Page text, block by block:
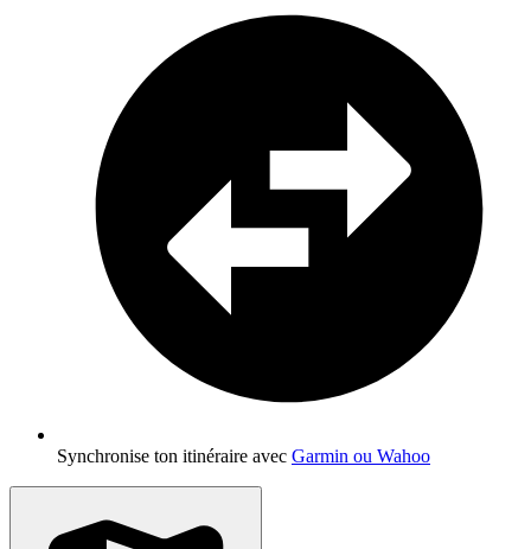
Synchronise ton itinéraire avec Garmin ou Wahoo